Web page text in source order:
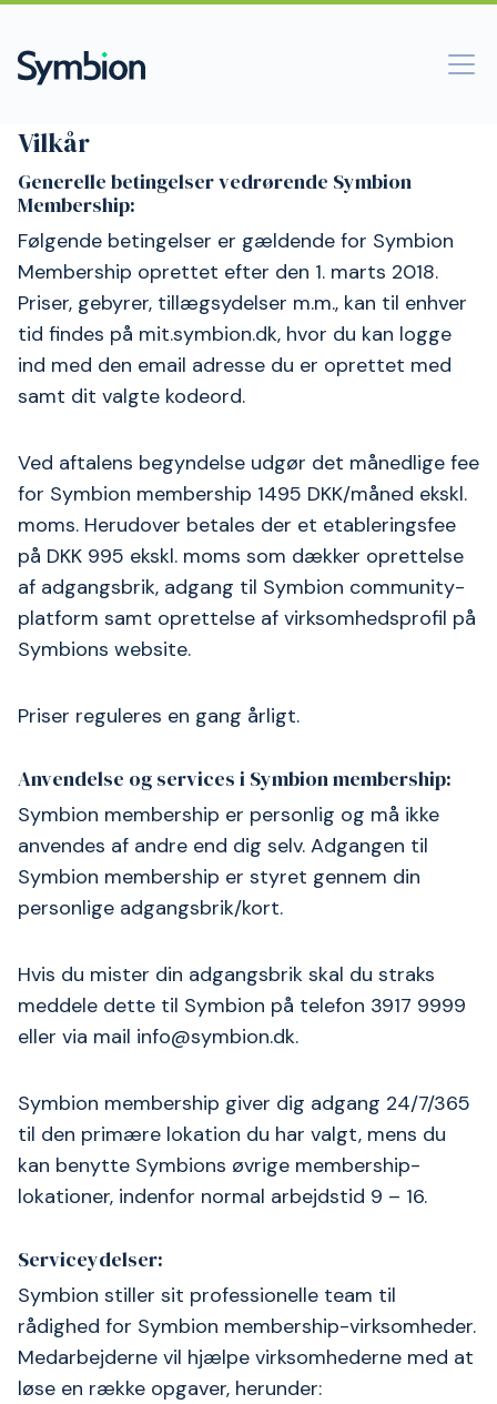
Vilkår
Generelle betingelser vedrørende Symbion
Membership:
Følgende betingelser er gældende for Symbion
Membership oprettet efter den 1. marts 2018.
Priser, gebyrer, tillægsydelser m.m., kan til enhver
tid findes på mit.symbion.dk, hvor du kan logge
ind med den email adresse du er oprettet med
samt dit valgte kodeord.
Ved aftalens begyndelse udgør det månedlige fee
for Symbion membership 1495 DKK/måned ekskl.
moms. Herudover betales der et etableringsfee
på DKK 995 ekskl. moms som dækker oprettelse
af adgangsbrik, adgang til Symbion community-
platform samt oprettelse af virksomhedsprofil på
Symbions website.
Priser reguleres en gang årligt.
Anvendelse og services i Symbion membership:
Symbion membership er personlig og må ikke
anvendes af andre end dig selv. Adgangen til
Symbion membership er styret gennem din
personlige adgangsbrik/kort.
Hvis du mister din adgangsbrik skal du straks
meddele dette til Symbion på telefon 3917 9999
eller via mail info@symbion.dk.
Symbion membership giver dig adgang 24/7/365
til den primære lokation du har valgt, mens du
kan benytte Symbions øvrige membership-
lokationer, indenfor normal arbejdstid 9 – 16.
Serviceydelser:
Symbion stiller sit professionelle team til
rådighed for Symbion membership-virksomheder.
Medarbejderne vil hjælpe virksomhederne med at
løse en række opgaver, herunder: